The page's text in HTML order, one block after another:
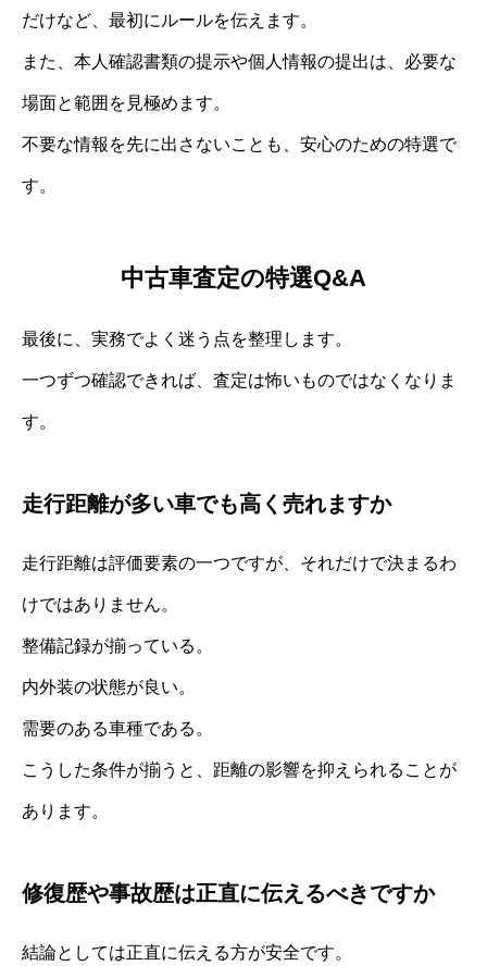
だけなど、最初にルールを伝えます。
また、本人確認書類の提示や個人情報の提出は、必要な
場面と範囲を見極めます。
不要な情報を先に出さないことも、安心のための特選で
す。
中古車査定の特選Q&A
最後に、実務でよく迷う点を整理します。
一つずつ確認できれば、査定は怖いものではなくなりま
す。
走行距離が多い車でも高く売れますか
走行距離は評価要素の一つですが、それだけで決まるわ
けではありません。
整備記録が揃っている。
内外装の状態が良い。
需要のある車種である。
こうした条件が揃うと、距離の影響を抑えられることが
あります。
修復歴や事故歴は正直に伝えるべきですか
結論としては正直に伝える方が安全です。